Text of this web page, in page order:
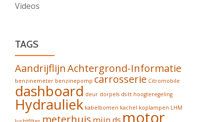
Videos
TAGS
AandrijflijnAchtergrond-Informatie
benzinemeter benzinepomp carrosserie Citromobile
dashboard deur dorpels ds-tt hoogteregeling
Hydrauliek kabelbomen kachel koplampen LHM
meterhuis motor